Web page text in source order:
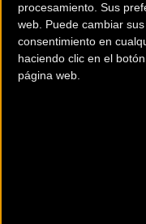
procesamiento. Sus
web. Puede cambiar
consentimiento en
haciendo clic en el
página web.
Comercios Bz
MC SKI BIKE